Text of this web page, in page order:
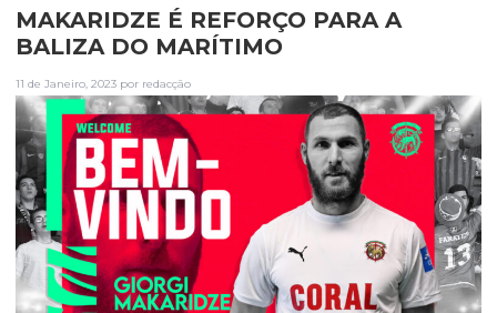
MAKARIDZE É REFORÇO PARA A
BALIZA DO MARÍTIMO
11 de Janeiro, 2023 por redacção